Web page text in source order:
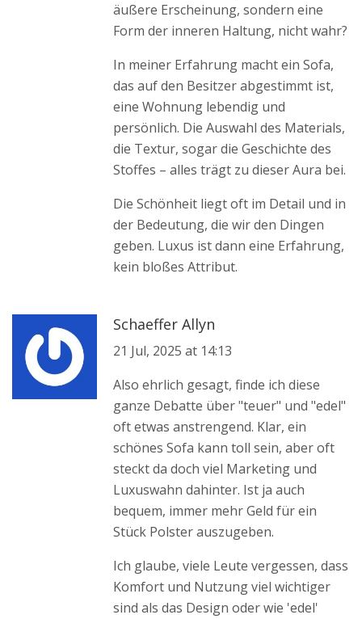
äußere Erscheinung, sondern eine
Form der inneren Haltung, nicht wahr?
In meiner Erfahrung macht ein Sofa,
das auf den Besitzer abgestimmt ist,
eine Wohnung lebendig und
persönlich. Die Auswahl des Materials,
die Textur, sogar die Geschichte des
Stoffes – alles trägt zu dieser Aura bei.
Die Schönheit liegt oft im Detail und in
der Bedeutung, die wir den Dingen
geben. Luxus ist dann eine Erfahrung,
kein bloßes Attribut.
Schaeffer Allyn
21 Jul, 2025 at 14:13
Also ehrlich gesagt, finde ich diese
ganze Debatte über "teuer" und "edel"
oft etwas anstrengend. Klar, ein
schönes Sofa kann toll sein, aber oft
steckt da doch viel Marketing und
Luxuswahn dahinter. Ist ja auch
bequem, immer mehr Geld für ein
Stück Polster auszugeben.
Ich glaube, viele Leute vergessen, dass
Komfort und Nutzung viel wichtiger
sind als das Design oder wie 'edel'